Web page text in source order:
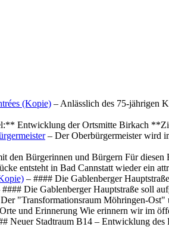
(Kopie) – Anlässlich des 75-jährigen
Entwicklung der Ortsmitte Birkach
– Der Oberbürgermeister wird
den Bürgerinnen und Bürgern Für
entsteht in Bad Cannstatt wieder ein
– #### Die Gablenberger
#### Die Gablenberger Hauptstraße soll
"Transformationsraum Möhringen-
und Erinnerung Wie erinnern wir im
Neuer Stadtraum B14 – Entwicklung